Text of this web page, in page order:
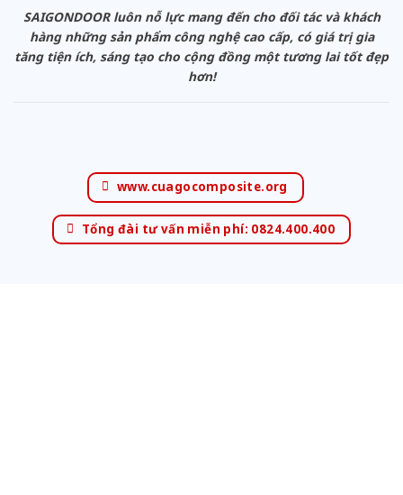
SAIGONDOOR luôn nỗ lực mang đến cho đối tác và khách
hàng những sản phẩm công nghệ cao cấp, có giá trị gia
tăng tiện ích, sáng tạo cho cộng đồng một tương lai tốt đẹp
hơn!
www.cuagocomposite.org
Tổng đài tư vấn miễn phí: 0824.400.400